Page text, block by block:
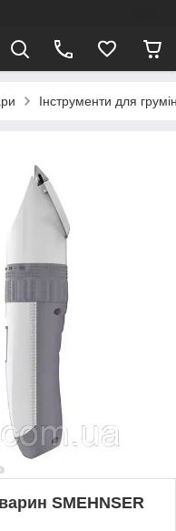
Інструменти для
SMEHNSER